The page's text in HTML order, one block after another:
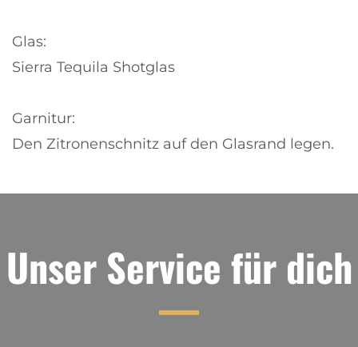
Glas:
Sierra Tequila Shotglas
Garnitur:
Den Zitronenschnitz auf den Glasrand legen.
Unser Service für dich